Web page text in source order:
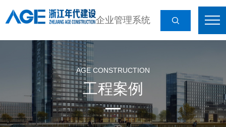
企业管理系统
AGE CONSTRUCTION
工程案例